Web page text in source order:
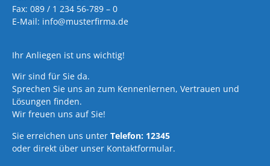
Fax: 089 / 1 234 56-789 – 0
E-Mail: info@musterfirma.de
Ihr Anliegen ist uns wichtig!
Wir sind für Sie da.
Sprechen Sie uns an zum Kennenlernen, Vertrauen und
Lösungen finden.
Wir freuen uns auf Sie!
Sie erreichen uns unter Telefon: 12345
oder direkt über unser Kontaktformular.